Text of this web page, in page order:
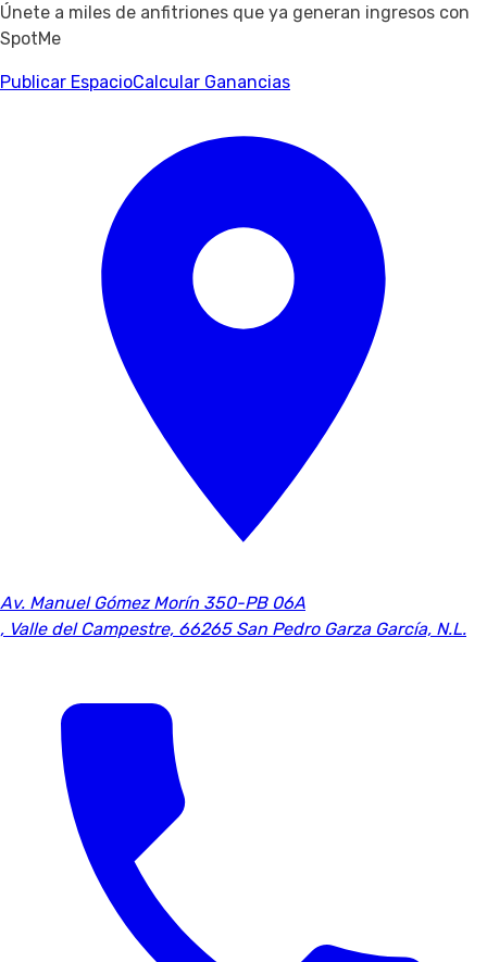
Únete a miles de anfitriones que ya generan ingresos con
SpotMe
Publicar EspacioCalcular Ganancias
Av. Manuel Gómez Morín 350-PB 06A
, Valle del Campestre, 66265 San Pedro Garza García, N.L.